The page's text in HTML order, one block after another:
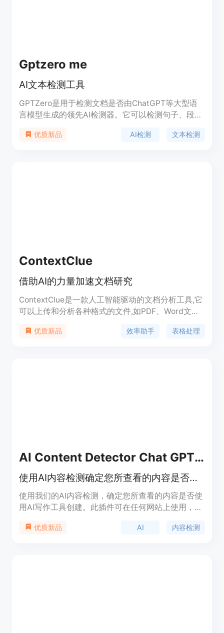
Gptzero me
AI文本检测工具
GPTZero是用于检测文档是否由ChatGPT等大型语
言模型生成的领先AI检测器。它可以检测句子、段落
万用户，并与教育、招聘、出版和法律等领域的100
优质新品 AI检测 文本检测
ContextClue
借助AI的力量加速文档研究
ContextClue是一款人工智能驱动的文档分析工具,它
可以上传和分析各种格式的文件,如PDF、Word文档
研究人员、学生、记者、企业和任何需要快速浏览大
优质新品 效率助手 表格处理
AI Content Detector Chat GPT - Originality.AI
使用AI内容检测确定您所查看的内容是否由AI写作工具创建
使用我们的AI内容检测，确定您所查看的内容是否使
用AI写作工具创建。此插件可在任何网站上使用，但
Originality.AI不仅提供最准确的AI检测分数，还为
优质新品 AI 内容检测